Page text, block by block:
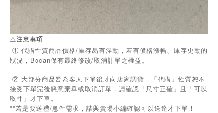
⚠️注意事項
① 代購性質商品價格/庫存易有浮動，若有價格漲幅、庫存更動的
狀況，Bocan保有最終修改/取消訂單之權益。
② 大部分商品皆為客人下單後才向店家調貨，「代購」性質恕不
接受下單完後惡意棄單或取消訂單，請確認「尺寸正確」且「可以
取件」才下單。
**若是要送禮/急件需求，請與賣場小編確認可以送達才下單！